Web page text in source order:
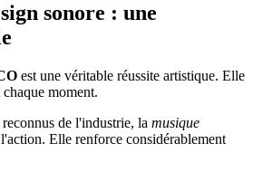
sonore : une
est une véritable réussite artistique. Elle
moment.
de l'industrie, la musique
Elle renforce considérablement